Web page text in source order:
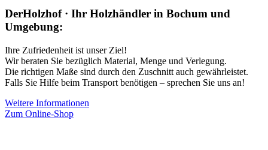
DerHolzhof · Ihr Holzhändler in Bochum und
Umgebung:
Ihre Zufriedenheit ist unser Ziel!
Wir beraten Sie bezüglich Material, Menge und Verlegung.
Die richtigen Maße sind durch den Zuschnitt auch gewährleistet.
Falls Sie Hilfe beim Transport benötigen – sprechen Sie uns an!
Weitere Informationen
Zum Online-Shop